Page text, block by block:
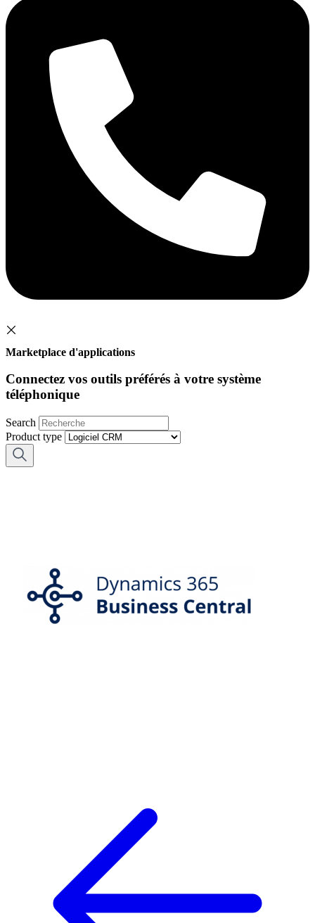
Marketplace d'applications
Connectez vos outils préférés à votre système
téléphonique
Search
Product type